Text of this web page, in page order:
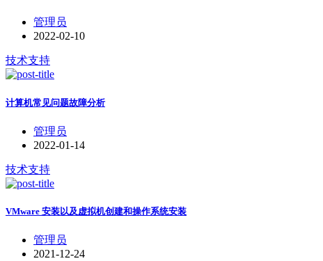
管理员
2022-02-10
技术支持
计算机常见问题故障分析
管理员
2022-01-14
技术支持
VMware 安装以及虚拟机创建和操作系统安装
管理员
2021-12-24